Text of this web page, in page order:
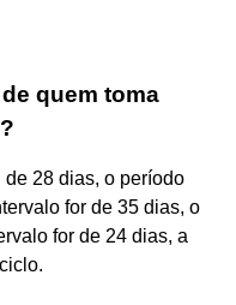
quem toma
de 28 dias, o período
for de 35 dias, o
for de 24 dias, a